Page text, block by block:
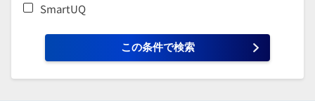
SmartUQ